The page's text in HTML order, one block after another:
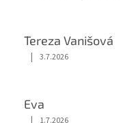
Tereza Vanišová
Hodnocení obchodu je
| 3.7.2026
Eva
| 1.7.2026